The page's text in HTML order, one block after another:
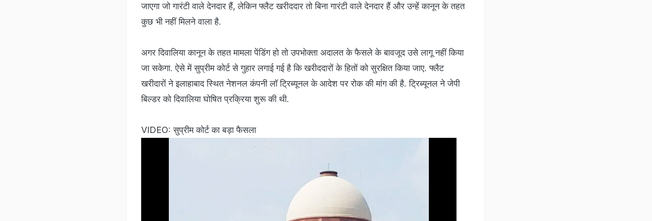
जाएगा जो गारंटी वाले देनदार हैं, लेकिन फ्लैट खरीददार तो बिना गारंटी वाले देनदार हैं और उन्हें कानून के तहत
कुछ भी नहीं मिलने वाला है.
अगर दिवालिया कानून के तहत मामला पेंडिंग हो तो उपभोक्ता अदालत के फैसले के बावजूद उसे लागू नहीं किया
जा सकेगा. ऐसे में सुप्रीम कोर्ट से गुहार लगाई गई है कि खरीददारों के हितों को सुरक्षित किया जाए. फ्लैट
खरीदारों ने इलाहाबाद स्थित नेशनल कंपनी लॉ ट्रिब्यूनल के आदेश पर रोक की मांग की है. ट्रिब्यूनल ने जेपी
बिल्डर को दिवालिया घोषित प्रक्रिया शुरू की थी.
VIDEO: सुप्रीम कोर्ट का बड़ा फैसला